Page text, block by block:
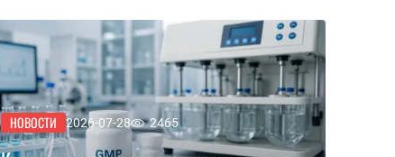
НОВОСТИ 2026-07-28 2465